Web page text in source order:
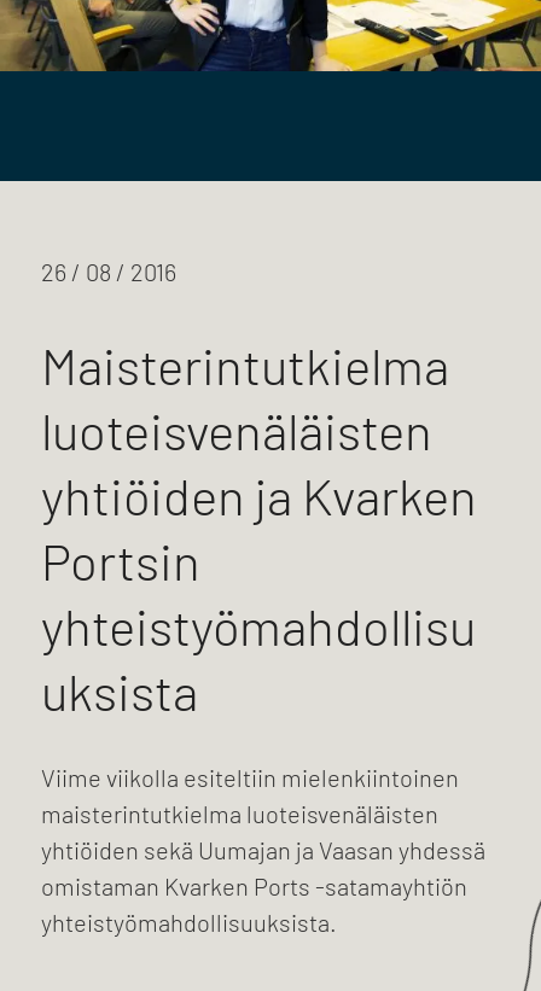
26 / 08 / 2016
Maisterintutkielma
luoteisvenäläisten
yhtiöiden ja Kvarken
Portsin
yhteistyömahdollisu
uksista
Viime viikolla esiteltiin mielenkiintoinen
maisterintutkielma luoteisvenäläisten
yhtiöiden sekä Uumajan ja Vaasan yhdessä
omistaman Kvarken Ports -satamayhtiön
yhteistyömahdollisuuksista.